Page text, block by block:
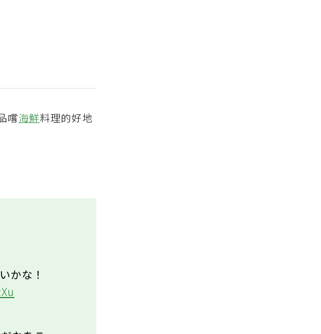
嚐海鮮料理的好地
かな！